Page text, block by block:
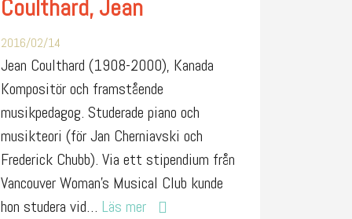
Coulthard, Jean
2016/02/14
Jean Coulthard (1908-2000), Kanada
Kompositör och framstående
musikpedagog. Studerade piano och
musikteori (för Jan Cherniavski och
Frederick Chubb). Via ett stipendium från
Vancouver Woman’s Musical Club kunde
hon studera vid… Läs mer